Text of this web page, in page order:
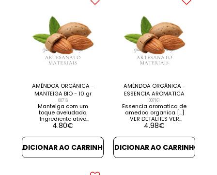
AMÊNDOA ORGÂNICA -
MANTEIGA BIO - 10 gr
00716
Manteiga com um
toque aveludado.
Ingrediente ativo
maravilhoso para o
cabelos secos. Rico em
antioxidantes e
fitoesteróis, traz uma
ação nutritiva e
4.80€
ADICIONAR AO CARRINHO
AMÊNDOA ORGÂNICA -
ESSENCIA AROMATICA
007161
Essencia aromatica de
amedoa organica [...]
VER DETALHES VER
PRODUTOS
4.98€
ADICIONAR AO CARRINHO